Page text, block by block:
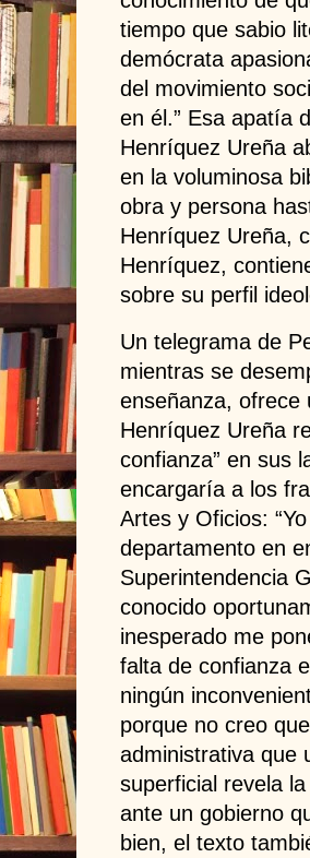
tiempo que sabio
demócrata
del movimiento
en él.” Esa apatía
Henríquez Ureña
en la voluminosa
obra y persona
Henríquez Ureña,
Henríquez,
sobre su perfil
Un telegrama de
mientras se
enseñanza, ofrece
Henríquez Ureña
confianza” en sus
encargaría a los
Artes y Oficios:
departamento en
Superintendencia
conocido
inesperado me
falta de confianza
ningún
porque no creo
administrativa que
superficial revela
ante un gobierno
bien, el texto